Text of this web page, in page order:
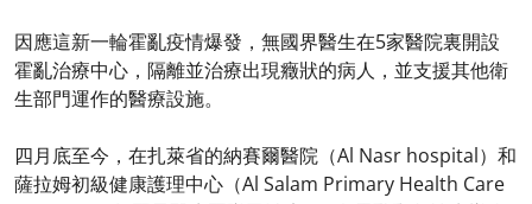
因應這新一輪霍亂疫情爆發，無國界醫生在5家醫院裏開設
霍亂治療中心，隔離並治療出現癥狀的病人，並支援其他衛
生部門運作的醫療設施。
四月底至今，在扎萊省的納賽爾醫院（Al Nasr hospital）和
薩拉姆初級健康護理中心（Al Salam Primary Health Care